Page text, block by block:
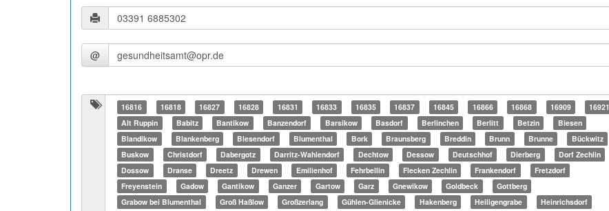
@
16816 16818 16827 16828 16831 16833 16835 16837 16845 16866 16868 16909
16921
Alt Ruppin
Babitz Bantikow Banzendorf Barsikow Basdorf Berlinchen Berlitt Betzin
Biesen
Blandikow
Blankenberg Blesendorf Blumenthal Bork Braunsberg Breddin Brunn Brunne
Bückwitz
Buskow
Christdorf Dabergotz Darritz-Wahlendorf Dechtow Dessow Deutschhof Dierberg
Dorf Zechlin
Dossow
Dranse Dreetz Drewen Emilienhof Fehrbellin Flecken Zechlin Frankendorf
Fretzdorf
Freyenstein
Gadow Gantikow Ganzer Gartow Garz Gnewikow Goldbeck
Gottberg
Grabow bei Blumenthal
Groß Haßlow Großzerlang Gühlen-Glienicke Hakenberg Heiligengrabe Heinrichsdorf